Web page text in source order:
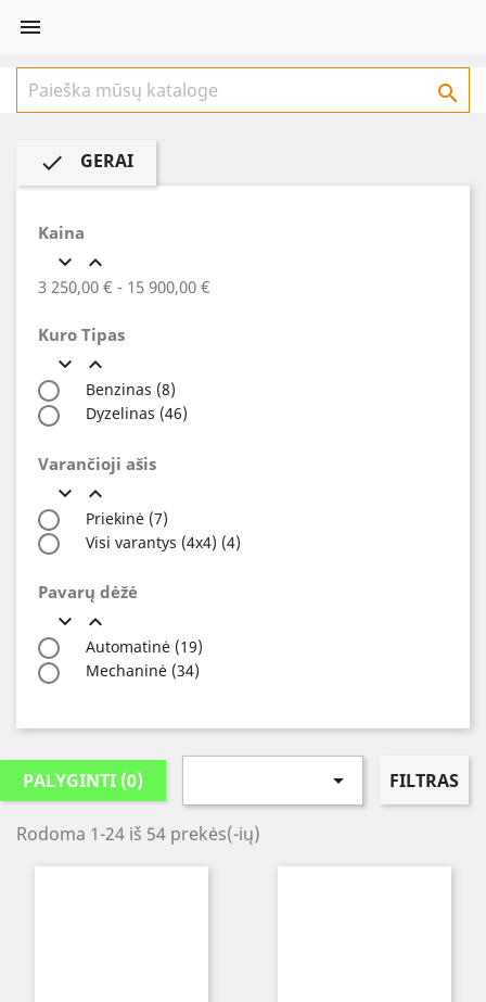


 GERAI
Kaina
 
3 250,00 € - 15 900,00 €
Kuro Tipas
 
Benzinas (8)
Dyzelinas (46)
Varančioji ašis
 
Priekinė (7)
Visi varantys (4х4) (4)
Pavarų dėžė
 
Automatinė (19)
Mechaninė (34)
PALYGINTI (0)  FILTRAS
Rodoma 1-24 iš 54 prekės(-ių)